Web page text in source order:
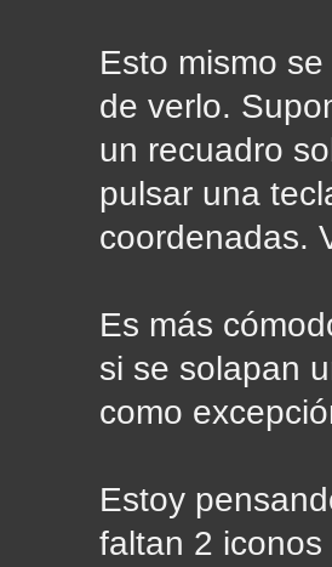
Esto mismo
de verlo.
un recuadro
pulsar una
coordenadas.
Es más
si se solapan
como
Estoy
faltan 2